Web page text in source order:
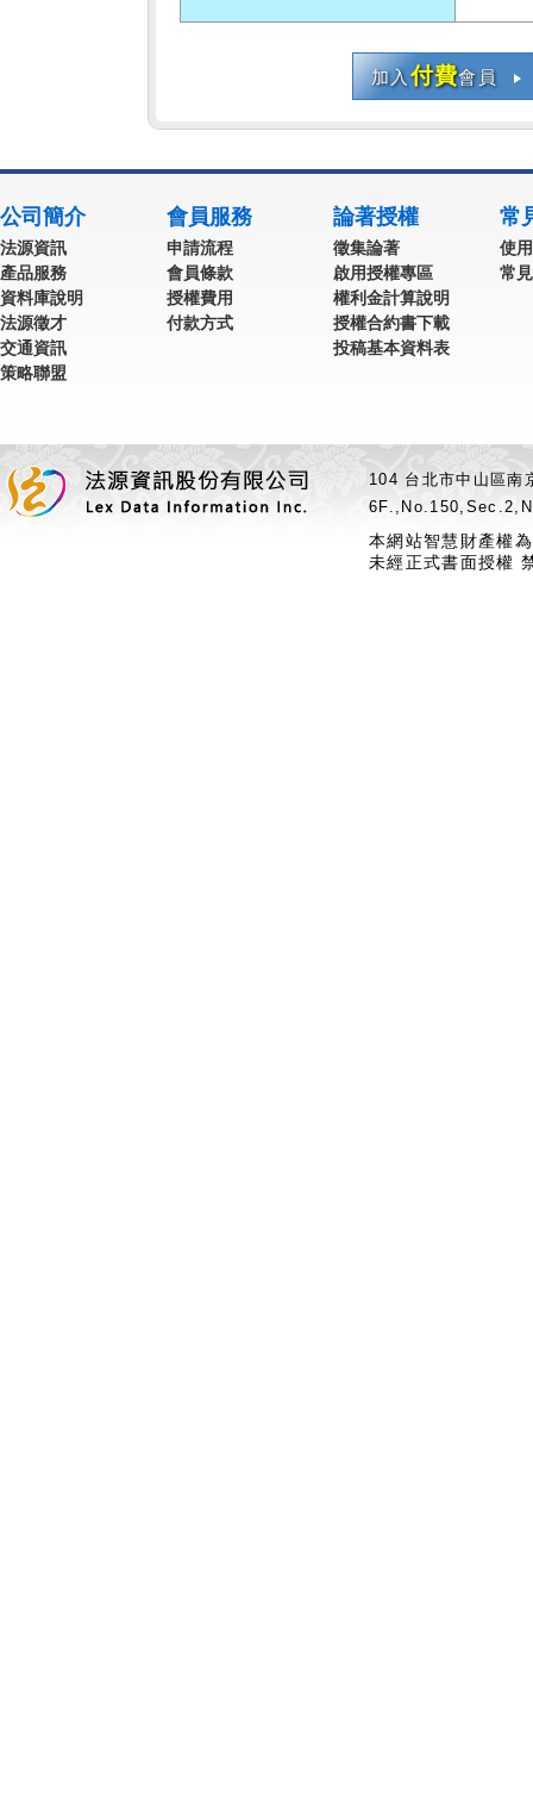
加入付費會員
公司簡介
法源資訊
產品服務
資料庫說明
法源徵才
交通資訊
策略聯盟
會員服務
申請流程
會員條款
授權費用
付款方式
論著授權
徵集論著
啟用授權專區
權利金計算說明
授權合約書下載
投稿基本資料表
常
使
常
104 台北市中山區
本網站智慧財產權
未經正式書面授權